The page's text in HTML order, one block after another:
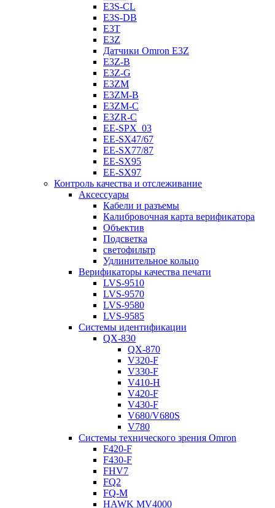
E3S-CL
E3S-DB
E3T
E3Z
Датчики Omron E3Z
E3Z-B
E3Z-G
E3ZM
E3ZM-B
E3ZM-C
E3ZR-C
EE-SPX_03
EE-SX47/67
EE-SX77/87
EE-SX95
EE-SX97
Контроль качества и отслеживание
Аксессуары
Кабели и разъемы
Калибровочная карта верификатора
Объектив
Подсветка
светофильтр
Удлинительное кольцо
Верификаторы качества печати
LVS-9510
LVS-9570
LVS-9580
LVS-9585
Системы идентификации
QX-830
QX-870
V320-F
V330-F
V410-H
V420-F
V430-F
V680/V680S
V780
Системы технического зрения Omron
F420-F
F430-F
FHV7
FQ2
FQ-M
HAWK MV4000